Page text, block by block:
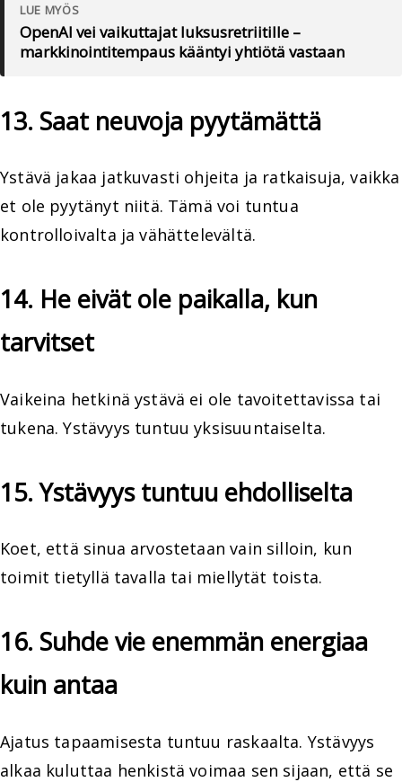
LUE MYÖS
OpenAI vei vaikuttajat luksusretriitille –
markkinointitempaus kääntyi yhtiötä vastaan
13. Saat neuvoja pyytämättä
Ystävä jakaa jatkuvasti ohjeita ja ratkaisuja, vaikka
et ole pyytänyt niitä. Tämä voi tuntua
kontrolloivalta ja vähättelevältä.
14. He eivät ole paikalla, kun
tarvitset
Vaikeina hetkinä ystävä ei ole tavoitettavissa tai
tukena. Ystävyys tuntuu yksisuuntaiselta.
15. Ystävyys tuntuu ehdolliselta
Koet, että sinua arvostetaan vain silloin, kun
toimit tietyllä tavalla tai miellytät toista.
16. Suhde vie enemmän energiaa
kuin antaa
Ajatus tapaamisesta tuntuu raskaalta. Ystävyys
alkaa kuluttaa henkistä voimaa sen sijaan, että se